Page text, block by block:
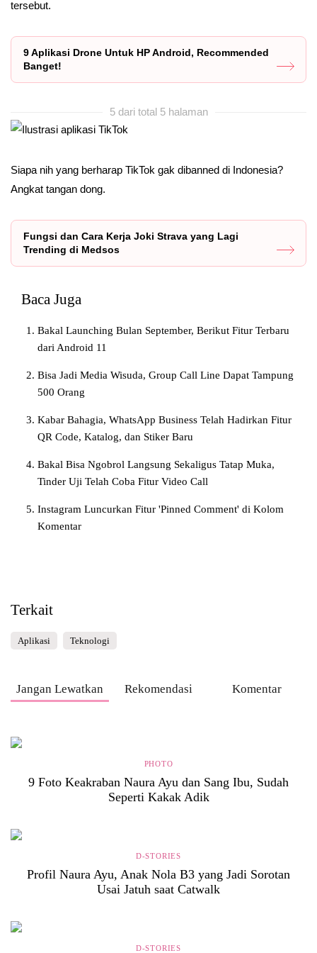
tersebut.
9 Aplikasi Drone Untuk HP Android, Recommended
Banget!
5 dari total 5 halaman
Siapa nih yang berharap TikTok gak dibanned di Indonesia?
Angkat tangan dong.
Fungsi dan Cara Kerja Joki Strava yang Lagi
Trending di Medsos
Baca Juga
Bakal Launching Bulan September, Berikut Fitur Terbaru
dari Android 11
Bisa Jadi Media Wisuda, Group Call Line Dapat Tampung
500 Orang
Kabar Bahagia, WhatsApp Business Telah Hadirkan Fitur
QR Code, Katalog, dan Stiker Baru
Bakal Bisa Ngobrol Langsung Sekaligus Tatap Muka,
Tinder Uji Telah Coba Fitur Video Call
Instagram Luncurkan Fitur 'Pinned Comment' di Kolom
Komentar
Terkait
Aplikasi Teknologi
Jangan Lewatkan Rekomendasi Komentar
PHOTO
9 Foto Keakraban Naura Ayu dan Sang Ibu, Sudah
Seperti Kakak Adik
D-STORIES
Profil Naura Ayu, Anak Nola B3 yang Jadi Sorotan
Usai Jatuh saat Catwalk
D-STORIES